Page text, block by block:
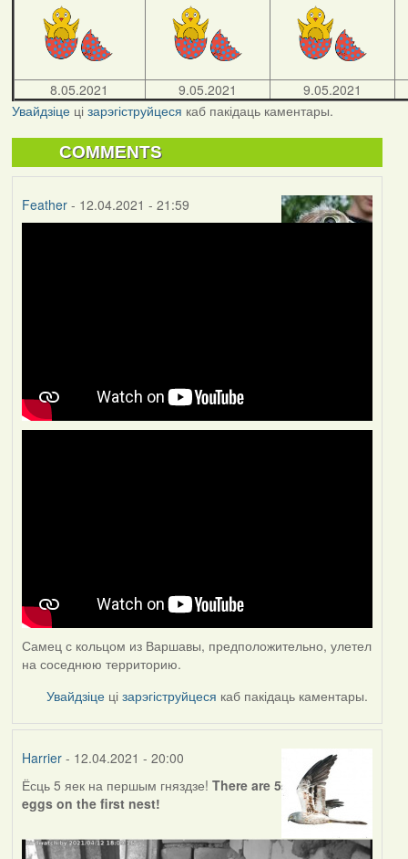
8.05.2021 9.05.2021
9.05.2021
Увайдзіцеці зарэгіструйцеся каб пакідаць каментары.
COMMENTS
Feather- 12.04.2021 - 21:59
Самец с кольцом из Варшавы, предположительно, улетел
на соседнюю территорию.
Увайдзіце цізарэгіструйцеся каб пакідаць каментары.
Harrier- 12.04.2021 - 20:00
Ёсць 5 яек на першым гняздзе! There are 5
eggs on the first nest!